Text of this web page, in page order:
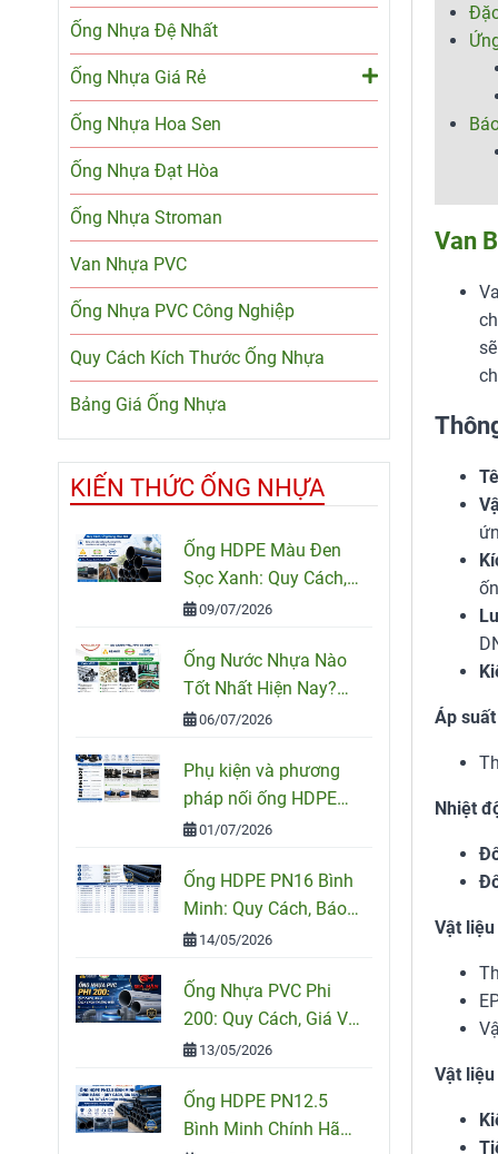
Van
Áp
Nhiệt
Vật
Vật
Ống Nhựa Đệ Nhất
Ống Nhựa Giá Rẻ
Ống Nhựa Hoa Sen
Ống Nhựa Đạt Hòa
Ống Nhựa Stroman
Van Nhựa PVC
Ống Nhựa PVC Công Nghiệp
Quy Cách Kích Thước Ống Nhựa
Bảng Giá Ống Nhựa
KIẾN THỨC ỐNG NHỰA
Ống HDPE Màu Đen
Sọc Xanh: Quy Cách,
Ứng Dụng Và Cách
09/07/2026
Ống Nước Nhựa Nào
Tốt Nhất Hiện Nay?
So Sánh PVC, PPR Và
06/07/2026
Phụ kiện và phương
pháp nối ống HDPE
đúng kỹ thuật
01/07/2026
Ống HDPE PN16 Bình
Minh: Quy Cách, Báo
Giá Và Cách Chọn
14/05/2026
Ống Nhựa PVC Phi
200: Quy Cách, Giá Và
Cách Chọn Đúng Cho
13/05/2026
Ống HDPE PN12.5
Bình Minh Chính Hãng